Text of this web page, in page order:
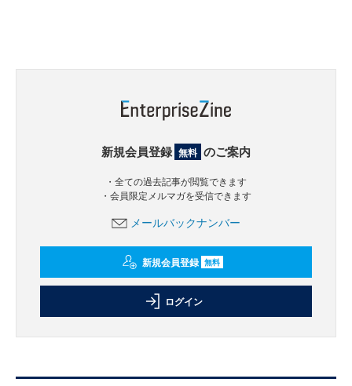
新規会員登録 無料 のご案内
・全ての過去記事が閲覧できます
・会員限定メルマガを受信できます
メールバックナンバー
新規会員登録 無料
ログイン